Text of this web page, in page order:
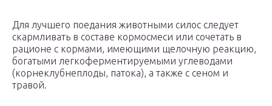
Для лучшего поедания животными силос следует
скармливать в составе кормосмеси или сочетать в
рационе с кормами, имеющими щелочную реакцию,
богатыми легкоферментируемыми углеводами
(корнеклубнеплоды, патока), а также с сеном и
травой.